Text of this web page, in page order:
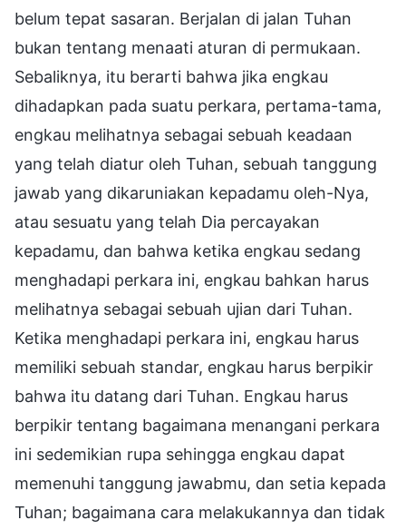
belum tepat sasaran. Berjalan di jalan Tuhan
bukan tentang menaati aturan di permukaan.
Sebaliknya, itu berarti bahwa jika engkau
dihadapkan pada suatu perkara, pertama-tama,
engkau melihatnya sebagai sebuah keadaan
yang telah diatur oleh Tuhan, sebuah tanggung
jawab yang dikaruniakan kepadamu oleh-Nya,
atau sesuatu yang telah Dia percayakan
kepadamu, dan bahwa ketika engkau sedang
menghadapi perkara ini, engkau bahkan harus
melihatnya sebagai sebuah ujian dari Tuhan.
Ketika menghadapi perkara ini, engkau harus
memiliki sebuah standar, engkau harus berpikir
bahwa itu datang dari Tuhan. Engkau harus
berpikir tentang bagaimana menangani perkara
ini sedemikian rupa sehingga engkau dapat
memenuhi tanggung jawabmu, dan setia kepada
Tuhan; bagaimana cara melakukannya dan tidak